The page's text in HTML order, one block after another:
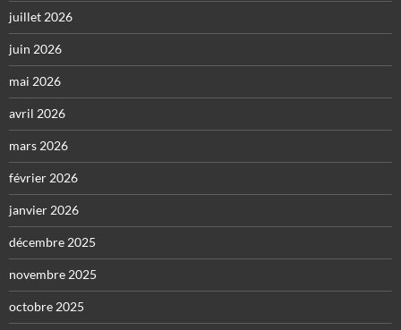
juillet 2026
juin 2026
mai 2026
avril 2026
mars 2026
février 2026
janvier 2026
décembre 2025
novembre 2025
octobre 2025